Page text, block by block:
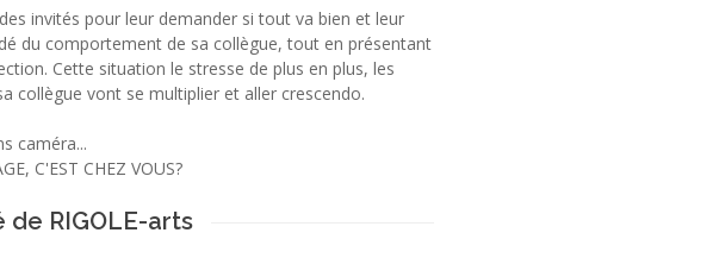
invités pour leur demander si tout va bien et leur
du comportement de sa collègue, tout en présentant
Cette situation le stresse de plus en plus, les
collègue vont se multiplier et aller crescendo.
caméra...
C'EST CHEZ VOUS?
RIGOLE-arts